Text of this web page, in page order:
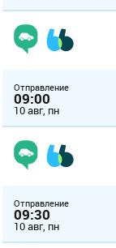
Отправление
09:00
10 авг, пн
Отправление
09:30
10 авг, пн